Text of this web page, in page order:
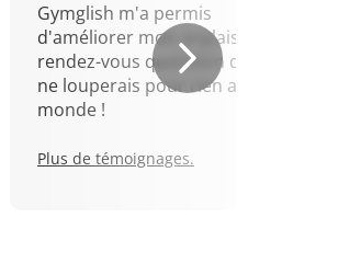
Gymglish m'a permis
d'améliorer mon anglais. Un
rendez-vous quotidien que je
ne louperais pour rien au
monde !
Plus de témoignages.